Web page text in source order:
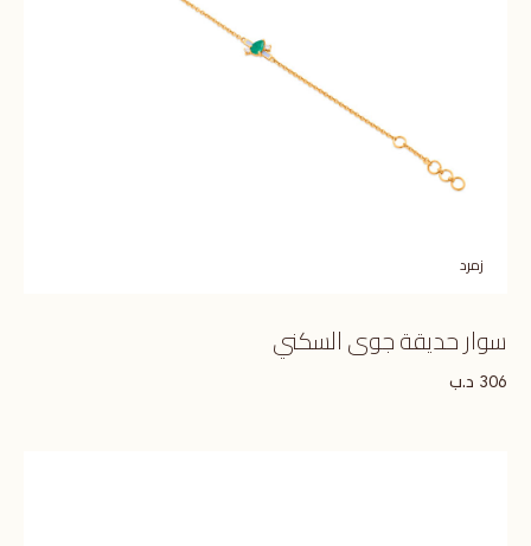
زمرد
سوار حديقة جوى السكني
306 د.ب